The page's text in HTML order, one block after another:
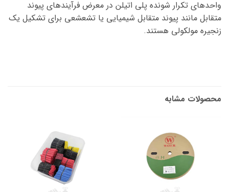
واحدهای تکرار شونده پلی اتیلن در معرض فرآیندهای پیوند
متقابل مانند پیوند متقابل شیمیایی یا تشعشعی برای تشکیل یک
زنجیره مولکولی هستند.
محصولات مشابه